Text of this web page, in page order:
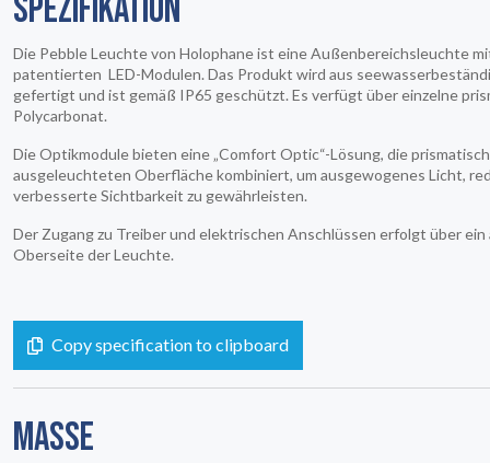
SPEZIFIKATION
Die Pebble Leuchte von Holophane ist eine Außenbereichsleuchte
patentierten LED-Modulen. Das Produkt wird aus
gefertigt und ist gemäß IP65 geschützt. Es verfügt über einzelne
Polycarbonat.
Die Optikmodule bieten eine „Comfort Optic“-Lösung, die
ausgeleuchteten Oberfläche kombiniert, um ausgewogenes Licht,
verbesserte Sichtbarkeit zu gewährleisten.
Der Zugang zu Treiber und elektrischen Anschlüssen erfolgt über
Oberseite der Leuchte.
Copy specification to clipboard
MASSE